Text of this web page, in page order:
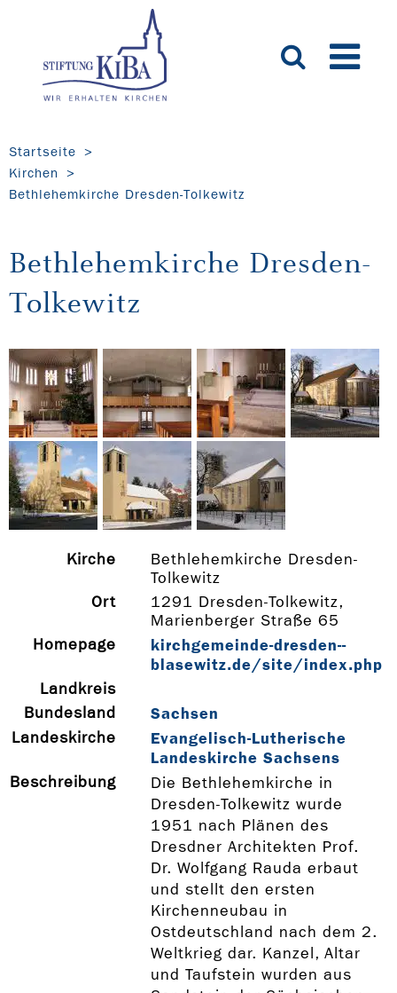
Startseite
Kirchen
Bethlehemkirche Dresden-Tolkewitz
Bethlehemkirche Dresden-
Tolkewitz
Kirche
Bethlehemkirche Dresden-
Tolkewitz
Ort
1291 Dresden-Tolkewitz,
Marienberger Straße 65
Homepage
kirchgemeinde-­dresden-­
blasewitz.de/site/index.php
Landkreis
Bundesland
Sachsen
Landeskirche
Evangelisch-Lutherische
Landeskirche Sachsens
Beschreibung
Die Bethlehemkirche in
Dresden-Tolkewitz wurde
1951 nach Plänen des
Dresdner Architekten Prof.
Dr. Wolfgang Rauda erbaut
und stellt den ersten
Kirchenneubau in
Ostdeutschland nach dem 2.
Weltkrieg dar. Kanzel, Altar
und Taufstein wurden aus